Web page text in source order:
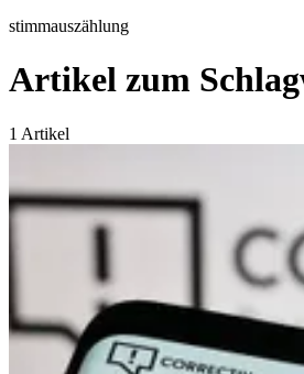
stimmauszählung
Artikel zum
1 Artikel